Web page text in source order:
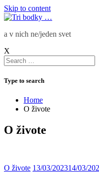
Skip to content
a v nich ne/jeden svet
X
Type to search
Home
O živote
O živote
O živote 13/03/202314/03/